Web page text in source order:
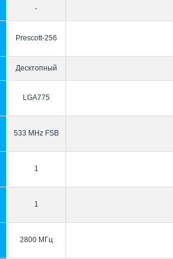
-
Prescott-256
Десктопный
LGA775
533 MHz FSB
1
1
2800 МГц